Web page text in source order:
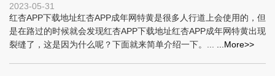
2023-05-31
红杏APP下载地址红杏APP成年网特黄是很多人行道上会使用的，但
是在路过的时候就会发现红杏APP下载地址红杏APP成年网特黄出现
裂缝了，这是因为什么呢？下面就来简单介绍一下。...
...More>>